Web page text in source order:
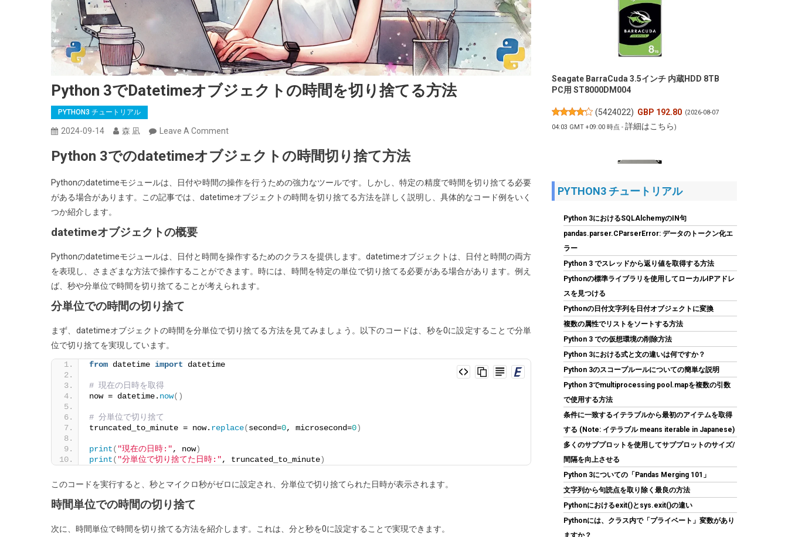
Python 3でdatetimeオブジェクトの時間を切り捨てる方法
PYTHON3 チュートリアル
2024-09-14 森 凪 Leave A CommentOn
3
Datetime
ク
ト
の
を
Python 3でのdatetimeオブジェクトの時間切り捨て方法
Pythonのdatetimeモジュールは、日付や時間の操作を行うための強力なツールです。しかし、特定の精度で時間を切り捨てる必要
がある場合があります。この記事では、datetimeオブジェクトの時間を切り捨てる方法を詳しく説明し、具体的なコード例をいく
つか紹介します。
datetimeオブジェクトの概要
Pythonのdatetimeモジュールは、日付と時間を操作するためのクラスを提供します。datetimeオブジェクトは、日付と時間の両方
を表現し、さまざまな方法で操作することができます。時には、時間を特定の単位で切り捨てる必要がある場合があります。例え
ば、秒や分単位で時間を切り捨てることが考えられます。
分単位での時間の切り捨て
まず、datetimeオブジェクトの時間を分単位で切り捨てる方法を見てみましょう。以下のコードは、秒を0に設定することで分単
位で切り捨てを実現しています。
from datetime import datetime
# 現在の日時を取得
now = datetime. now()
# 分単位で切り捨て
truncated_to_minute = now. replace(second=0, microsecond=0)
print( "現在の日時:", now)
print( "分単位で切り捨てた日時:", truncated_to_minute)
このコードを実行すると、秒とマイクロ秒がゼロに設定され、分単位で切り捨てられた日時が表示されます。
時間単位での時間の切り捨て
次に、時間単位で時間を切り捨てる方法を紹介します。これは、分と秒を0に設定することで実現できます。
Seagate BarraCuda 3.5インチ 内蔵HDD 8TB
PC用 ST8000DM004
(5424022) GBP 192.80 (2026-08-07
04:03 GMT +09:00 時点 -詳細はこちら)
【Amazon.co.jp 限定】Western Digital ウエス
タンデジタル WD Red Plus 内蔵 HDD 8TB CMR
3.5インチ SATA 5640rpm キャッシュ256MB
NAS メーカー保証3年 WD80EFAX-AJP エコパ
ッケージ 【国内正規取扱代理店】
(542395) GBP 286.57 (2026-08-07
04:03 GMT +09:00 時点 -詳細はこちら)
KingSpec SSD 1TB SATAIII 6Gb/s 2.5インチ内
蔵SSD 最大読込570MB/s 3D NAND メーカー保
証3年
(5434010) GBP 91.53 (2026-08-07
04:03 GMT +09:00 時点 -詳細はこちら)
PYTHON3 チュートリアル
Python 3におけるSQLAlchemyのIN句
pandas.parser.CParserError: データのトークン化エ
ラー
Python 3 でスレッドから返り値を取得する方法
Pythonの標準ライブラリを使用してローカルIPアドレ
スを見つける
Pythonの日付文字列を日付オブジェクトに変換
複数の属性でリストをソートする方法
Python 3 での仮想環境の削除方法
Python 3における式と文の違いは何ですか？
Python 3のスコープルールについての簡単な説明
Python 3でmultiprocessing pool.mapを複数の引数
で使用する方法
条件に一致するイテラブルから最初のアイテムを取得
する (Note: イテラブル means iterable in Japanese)
多くのサブプロットを使用してサブプロットのサイズ/
間隔を向上させる
Python 3についての「Pandas Merging 101」
文字列から句読点を取り除く最良の方法
Pythonにおけるexit()とsys.exit()の違い
Pythonには、クラス内で「プライベート」変数があり
ますか？